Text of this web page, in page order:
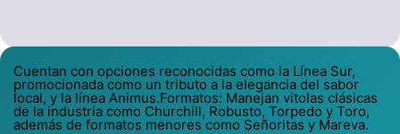
Cuentan con opciones reconocidas como la Línea Sur,
promocionada como un tributo a la elegancia del sabor
local, y la línea Animus.Formatos: Manejan vitolas clásicas
de la industria como Churchill, Robusto, Torpedo y Toro,
además de formatos menores como Señoritas y Mareva.